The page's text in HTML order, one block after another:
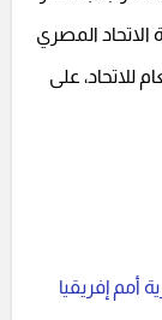
المصري
للاتحاد، على
أمم إفريقيا